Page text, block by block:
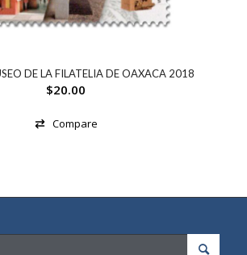
DE LA FILATELIA DE OAXACA 2018
$20.00
Compare